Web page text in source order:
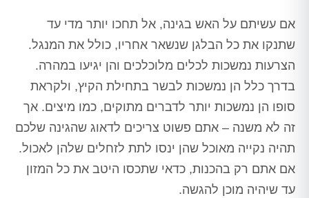
אם עשיתם על האש בגינה, אל תחכו יותר מדי עד
שתנקו את כל הבלגן שנשאר אחריו, כולל את המנגל.
הצרעות נמשכות לכלים מלוכלכים והן יגיעו במהרה.
בדרך כלל הן נמשכות לבשר בתחילת הקיץ, ולקראת
סופו הן נמשכות יותר לדברים מתוקים, כמו מיצים. אך
זה לא משנה – אתם פשוט צריכים לדאוג שהגינה שלכם
תהיה נקייה מאוכל שהן ינסו לתת לזחלים שלהן לאכול.
אם אתם רק בהכנות, כדאי שתכסו היטב את כל המזון
עד שיהיה מוכן להגשה.